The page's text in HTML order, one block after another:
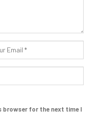
browser for the next time I